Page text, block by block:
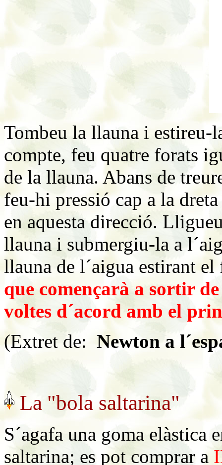
Tombeu la llauna i estireu-
compte, feu quatre forats
de la llauna. Abans de
feu-hi pressió cap a la
en aquesta direcció.
llauna i submergiu-la a
llauna de l´aigua estirant
que començarà a sortir
voltes d´acord amb el
(Extret de: Newton a
La "bola saltarina"
S´agafa una goma elàstica
saltarina; es pot comprar a